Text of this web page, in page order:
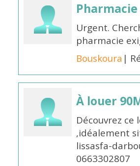
Urgent.
pharmacie
Bouskoura |
À louer
Découvrez
,idéalement
lissasfa-
0663302807